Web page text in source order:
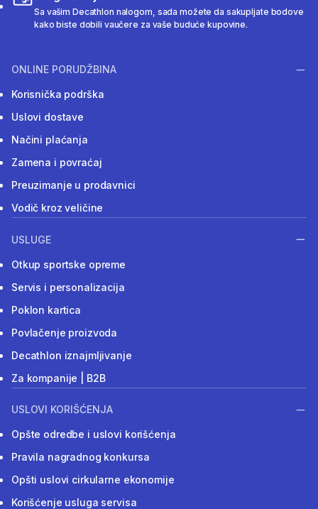
Sa vašim Decathlon nalogom, sada možete da sakupljate bodove
kako biste dobili vaučere za vaše buduće kupovine.
ONLINE PORUDŽBINA
Korisnička podrška
Uslovi dostave
Načini plaćanja
Zamena i povraćaj
Preuzimanje u prodavnici
Vodič kroz veličine
USLUGE
Otkup sportske opreme
Servis i personalizacija
Poklon kartica
Povlačenje proizvoda
Decathlon iznajmljivanje
Za kompanije | B2B
USLOVI KORIŠĆENJA
Opšte odredbe i uslovi korišćenja
Pravila nagradnog konkursa
Opšti uslovi cirkularne ekonomije
Korišćenje usluga servisa